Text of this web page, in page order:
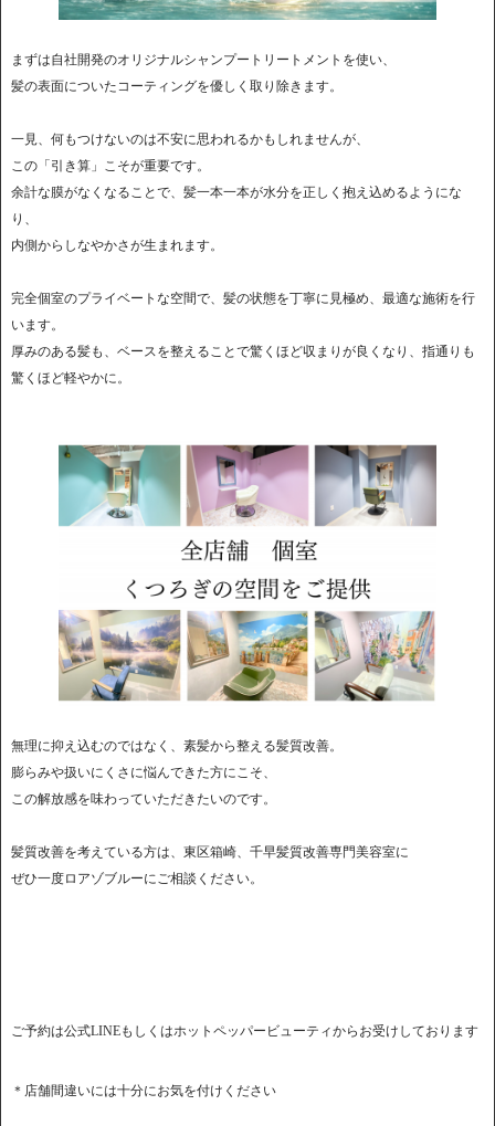
まずは自社開発のオリジナルシャンプートリートメントを使い、
髪の表面についたコーティングを優しく取り除きます。
一見、何もつけないのは不安に思われるかもしれませんが、
この「引き算」こそが重要です。
余計な膜がなくなることで、髪一本一本が水分を正しく抱え込めるようにな
り、
内側からしなやかさが生まれます。
完全個室のプライベートな空間で、髪の状態を丁寧に見極め、最適な施術を行
います。
厚みのある髪も、ベースを整えることで驚くほど収まりが良くなり、指通りも
驚くほど軽やかに。
無理に抑え込むのではなく、素髪から整える髪質改善。
膨らみや扱いにくさに悩んできた方にこそ、
この解放感を味わっていただきたいのです。
髪質改善を考えている方は、東区箱崎、千早髪質改善専門美容室に
ぜひ一度ロアゾブルーにご相談ください。
ご予約は公式LINEもしくはホットペッパービューティからお受けしております
＊店舗間違いには十分にお気を付けください